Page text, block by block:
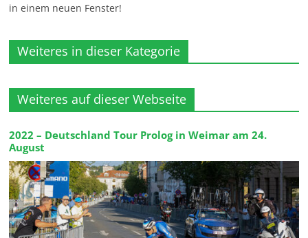
in einem neuen Fenster!
Weiteres in dieser Kategorie
Weiteres auf dieser Webseite
2022 – Deutschland Tour Prolog in Weimar am 24.
August